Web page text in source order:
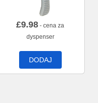
£9.98 - cena za
dyspenser
DODAJ